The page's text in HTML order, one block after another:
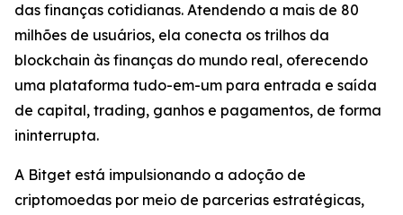
das finanças cotidianas. Atendendo a mais de 80
milhões de usuários, ela conecta os trilhos da
blockchain às finanças do mundo real, oferecendo
uma plataforma tudo-em-um para entrada e saída
de capital, trading, ganhos e pagamentos, de forma
ininterrupta.
A Bitget está impulsionando a adoção de
criptomoedas por meio de parcerias estratégicas,